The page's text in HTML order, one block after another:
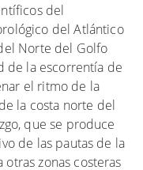
del
del Atlántico
Norte del Golfo
de la escorrentía de
el ritmo de la
la costa norte del
que se produce
de las pautas de la
zonas costeras